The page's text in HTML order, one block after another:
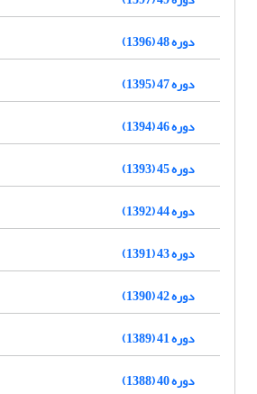
دوره 48 (1396)
دوره 47 (1395)
دوره 46 (1394)
دوره 45 (1393)
دوره 44 (1392)
دوره 43 (1391)
دوره 42 (1390)
دوره 41 (1389)
دوره 40 (1388)